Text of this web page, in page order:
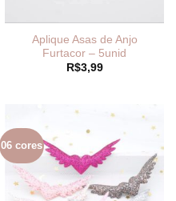
Aplique Asas de Anjo
Furtacor – 5unid
R$3,99
06 cores